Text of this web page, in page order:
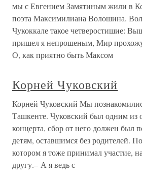
мы с Евгением Замятиным жили в
поэта Максимилиана Волошина.
Чукоккале такое четверостишие:
пришел я непрошеным, Мир
О, как приятно быть Максом
Корней Чуковский
Корней Чуковский Мы
Ташкенте. Чуковский был одним из
концерта, сбор от него должен был
детям, оставшимся без родителей.
котором я тоже принимал участие,
другу.– А я ведь с